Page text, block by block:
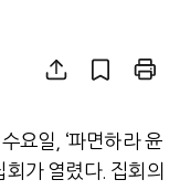
요일, ‘파면하라 윤
가 열렸다. 집회의